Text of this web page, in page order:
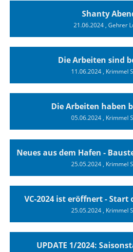
Shanty
21.06.2024, Gehrer
Die Arbeiten sind
11.06.2024, Krimmel
Die Arbeiten haben
05.06.2024, Krimmel
Neues aus dem Hafen -
25.05.2024, Krimmel
VC-2024 ist eröffnert - Start
25.05.2024, Krimmel
UPDATE 1/2024: